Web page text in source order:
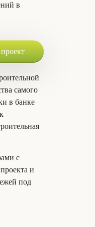
в
самого
в банке
с
и
под